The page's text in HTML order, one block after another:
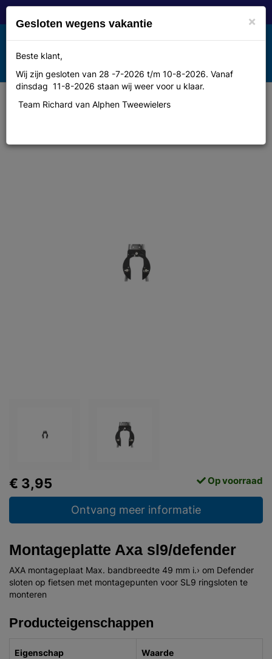
Toggle
navigation
MENU
Montageplatte Axa sl9/defender
€ 3,95 Op voorraad
Ontvang meer informatie
Montageplatte Axa sl9/defender
AXA montageplaat Max. bandbreedte 49 mm i.› om Defender
sloten op fietsen met montagepunten voor SL9 ringsloten te
monteren
Producteigenschappen
Eigenschap Waarde
×
Gesloten wegens vakantie
Beste klant,
Wij zijn gesloten van 28 -7-2026 t/m 10-8-2026. Vanaf
dinsdag 11-8-2026 staan wij weer voor u klaar.
Team Richard van Alphen Tweewielers